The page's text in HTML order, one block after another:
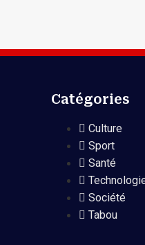
Catégories
Culture
Sport
Santé
Société
Tabou